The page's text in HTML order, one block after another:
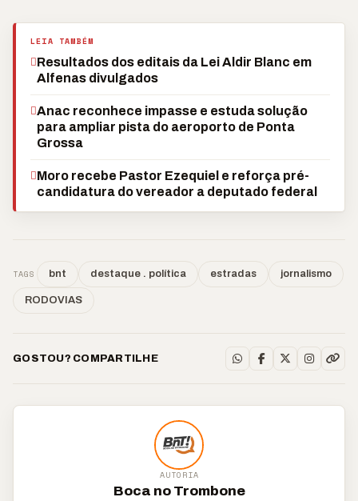
LEIA TAMBÉM
Resultados dos editais da Lei Aldir Blanc em
Alfenas divulgados
Anac reconhece impasse e estuda solução
para ampliar pista do aeroporto de Ponta
Grossa
Moro recebe Pastor Ezequiel e reforça pré-
candidatura do vereador a deputado federal
TAGS bnt destaque . política estradas jornalismo
RODOVIAS
GOSTOU? COMPARTILHE
AUTORIA
Boca no Trombone